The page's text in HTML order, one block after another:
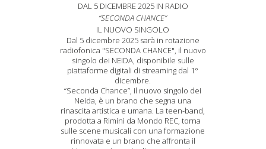
DAL 5 DICEMBRE 2025 IN RADIO
“SECONDA CHANCE”
IL NUOVO SINGOLO
Dal 5 dicembre 2025 sarà in rotazione
radiofonica "SECONDA CHANCE", il nuovo
singolo dei NEIDA, disponibile sulle
piattaforme digitali di streaming dal 1°
dicembre.
“Seconda Chance”, il nuovo singolo dei
Neida, è un brano che segna una
rinascita artistica e umana. La teen-band,
prodotta a Rimini da Mondo REC, torna
sulle scene musicali con una formazione
rinnovata e un brano che affronta il